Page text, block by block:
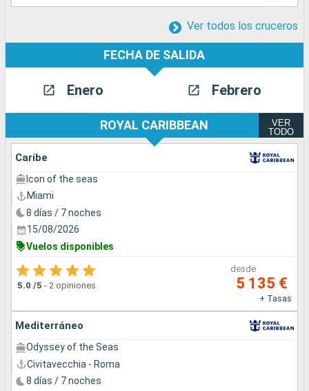
Ver todos los cruceros
FECHA DE SALIDA
Enero Febrero
ROYAL CARIBBEAN
VER
TODO
Caribe
Icon of the seas
Miami
8 días / 7 noches
15/08/2026
Vuelos disponibles
5.0 /5 - 2 opiniones
desde
5 135 €
+ Tasas
Mediterráneo
Odyssey of the Seas
Civitavecchia - Roma
8 días / 7 noches